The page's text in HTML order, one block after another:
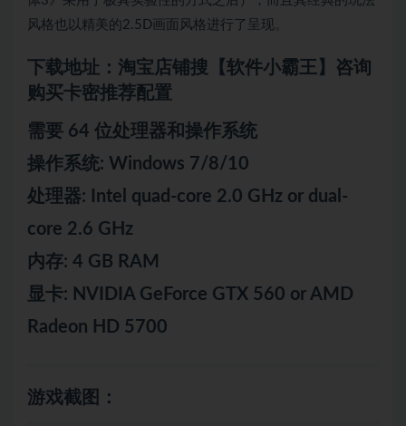
风格也以精美的2.5D画面风格进行了呈现。
下载地址：淘宝店铺搜【软件小霸王】咨询
购买卡密推荐配置
需要 64 位处理器和操作系统
操作系统: Windows 7/8/10
处理器: Intel quad-core 2.0 GHz or dual-
core 2.6 GHz
内存: 4 GB RAM
显卡: NVIDIA GeForce GTX 560 or AMD
Radeon HD 5700
游戏截图：